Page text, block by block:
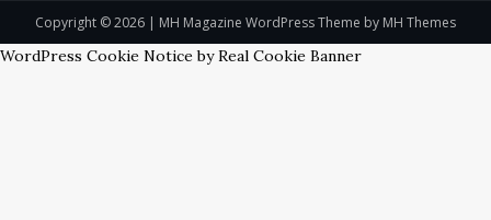
Copyright © 2026 | MH Magazine WordPress Theme by MH Themes
WordPress Cookie Notice by Real Cookie Banner